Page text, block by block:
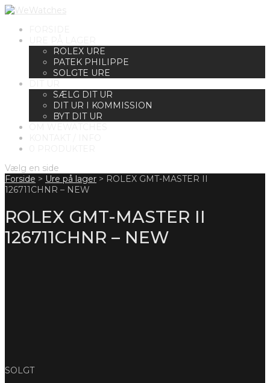
ROLEX URE
PATEK PHILIPPE
SOLGTE URE
SÆLG DIT UR
DIT UR I KOMMISSION
BYT DIT UR
Vælg en side
Forside > Ure på lager > ROLEX GMT-MASTER II
126711CHNR – NEW
ROLEX GMT-MASTER II
126711CHNR – NEW
SOLGT